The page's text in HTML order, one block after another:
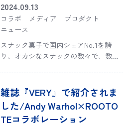
2024.09.13
コラボ メディア
プロダクト
ニュース
スナック菓子で国内シェアNo.1を誇
り、オカシなスナックの数々で、数多
お出かけを届けるため年間約1000種類
もの雑貨トートをつくり続けるトート
バッ […]
雑誌『VERY』で紹介されま
した/Andy Warhol×ROOTO
TEコラボレーション